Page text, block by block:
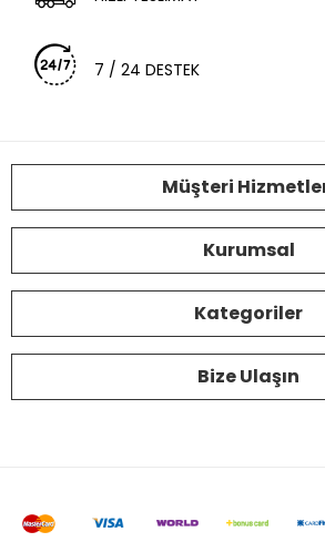
7 / 24 DESTEK
Müşteri
Kurumsal
Kategoriler
Bize Ulaşın